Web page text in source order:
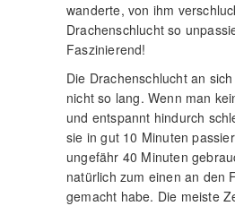
wanderte, von ihm
Drachenschlucht so
Faszinierend!
Die Drachenschlucht an
nicht so lang. Wenn man
und entspannt hindurch
sie in gut 10 Minuten
ungefähr 40 Minuten
natürlich zum einen an den
gemacht habe. Die meiste